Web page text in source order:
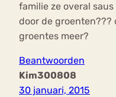
familie ze overal
door de groenten???
groentes meer?
Beantwoorden
Kim300808
30 januari, 2015